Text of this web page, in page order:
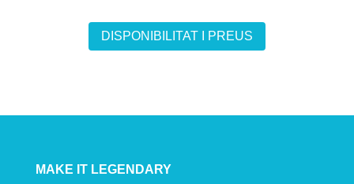
DISPONIBILITAT I PREUS
MAKE IT LEGENDARY